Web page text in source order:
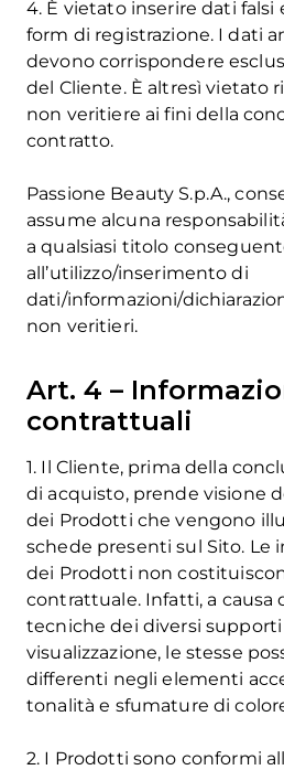
4. È vietato inserire dati falsi
form di registrazione. I dati
devono corrispondere
del Cliente. È altresì vietato
non veritiere ai fini della
contratto.
Passione Beauty S.p.A.,
assume alcuna
a qualsiasi titolo
all’utilizzo/inserimento di
dati/informazioni/
non veritieri.
Art. 4 –
contrattuali
1. Il Cliente, prima della
di acquisto, prende visione
dei Prodotti che vengono
schede presenti sul Sito. Le
dei Prodotti non
contrattuale. Infatti, a causa
tecniche dei diversi
visualizzazione, le stesse
differenti negli elementi
tonalità e sfumature di
2. I Prodotti sono conformi